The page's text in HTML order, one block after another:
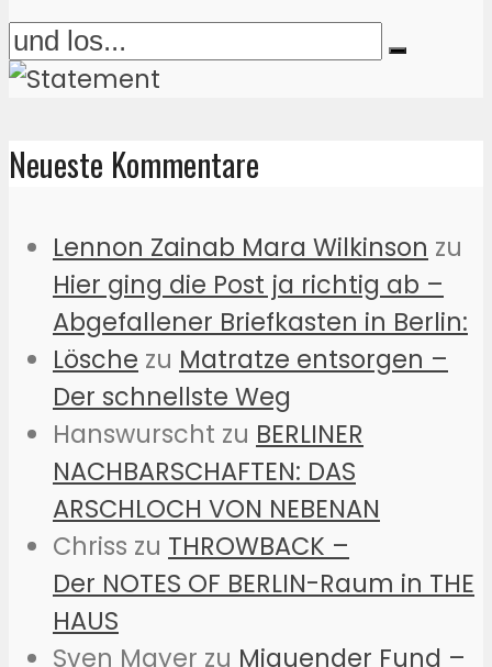
Neueste Kommentare
Lennon Zainab Mara Wilkinson zu
Hier ging die Post ja richtig ab –
Abgefallener Briefkasten in Berlin:
Lösche zu Matratze entsorgen –
Der schnellste Weg
Hanswurscht zu BERLINER
NACHBARSCHAFTEN: DAS
ARSCHLOCH VON NEBENAN
Chriss zu THROWBACK –
Der NOTES OF BERLIN-Raum in THE
HAUS
Sven Mayer zu Miauender Fund –